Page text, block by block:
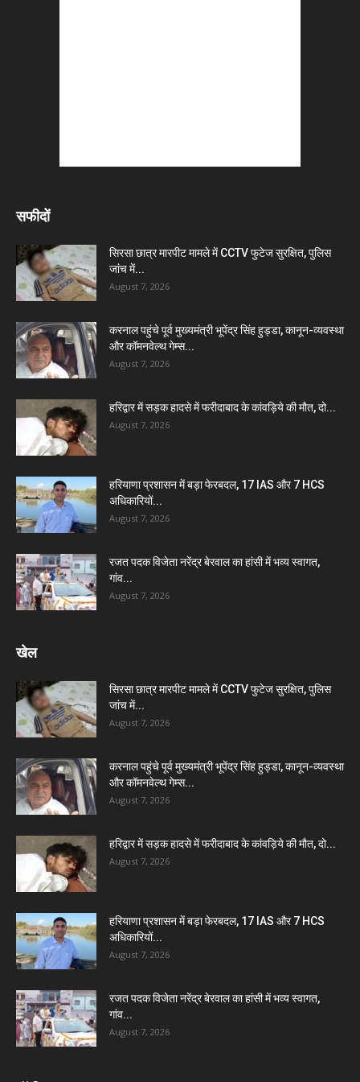
सफीदों
सिरसा छात्र मारपीट मामले में CCTV फुटेज सुरक्षित, पुलिस
जांच में...
August 7, 2026
करनाल पहुंचे पूर्व मुख्यमंत्री भूपेंद्र सिंह हुड्डा, कानून-व्यवस्था
और कॉमनवेल्थ गेम्स...
August 7, 2026
हरिद्वार में सड़क हादसे में फरीदाबाद के कांवड़िये की मौत, दो...
August 7, 2026
हरियाणा प्रशासन में बड़ा फेरबदल, 17 IAS और 7 HCS
अधिकारियों...
August 7, 2026
रजत पदक विजेता नरेंद्र बेरवाल का हांसी में भव्य स्वागत,
गांव...
August 7, 2026
खेल
सिरसा छात्र मारपीट मामले में CCTV फुटेज सुरक्षित, पुलिस
जांच में...
August 7, 2026
करनाल पहुंचे पूर्व मुख्यमंत्री भूपेंद्र सिंह हुड्डा, कानून-व्यवस्था
और कॉमनवेल्थ गेम्स...
August 7, 2026
हरिद्वार में सड़क हादसे में फरीदाबाद के कांवड़िये की मौत, दो...
August 7, 2026
हरियाणा प्रशासन में बड़ा फेरबदल, 17 IAS और 7 HCS
अधिकारियों...
August 7, 2026
रजत पदक विजेता नरेंद्र बेरवाल का हांसी में भव्य स्वागत,
गांव...
August 7, 2026